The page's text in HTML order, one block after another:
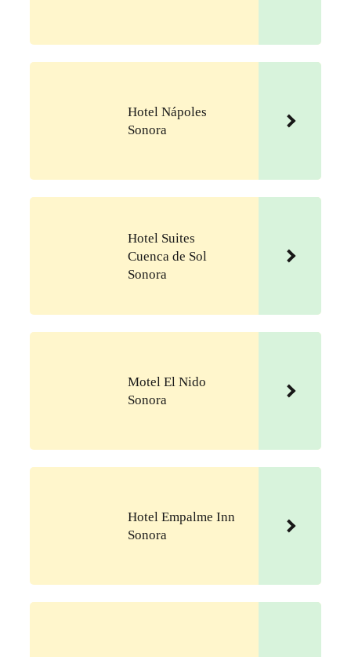
Hotel Nápoles
Sonora
Hotel Suites
Cuenca de Sol
Sonora
Motel El Nido
Sonora
Hotel Empalme Inn
Sonora